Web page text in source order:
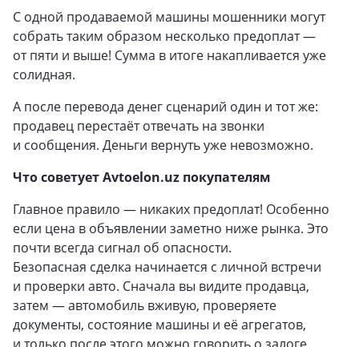
С одной продаваемой машины мошенники могут
собрать таким образом несколько предоплат —
от пяти и выше! Сумма в итоге накапливается уже
солидная.
А после перевода денег сценарий один и тот же:
продавец перестаёт отвечать на звонки
и сообщения. Деньги вернуть уже невозможно.
Что советует Avtoelon.uz покупателям
Главное правило — никаких предоплат! Особенно
если цена в объявлении заметно ниже рынка. Это
почти всегда сигнал об опасности.
Безопасная сделка начинается с личной встречи
и проверки авто. Сначала вы видите продавца,
затем — автомобиль вживую, проверяете
документы, состояние машины и её агрегатов,